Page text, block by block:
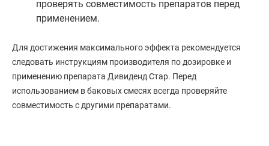
проверять совместимость препаратов перед
применением.
Для достижения максимального эффекта рекомендуется
следовать инструкциям производителя по дозировке и
применению препарата Дивиденд Стар. Перед
использованием в баковых смесях всегда проверяйте
совместимость с другими препаратами.